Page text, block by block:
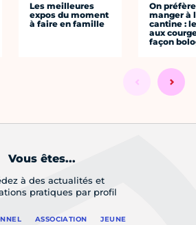
Les meilleures
expos du moment
à faire en famille
On préfère
manger à
cantine :
aux
façon
Vous êtes...
à des actualités et
pratiques par profil
ASSOCIATION JEUNE